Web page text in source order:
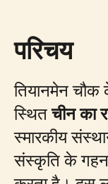
परिचय
तियानमेन चौक
स्थितचीन का
स्मारकीय
संस्कृति के गहन